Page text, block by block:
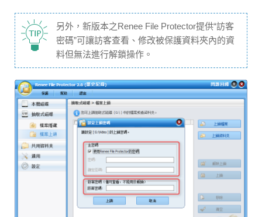
另外，新版本之Renee File Protector提供“訪客
密碼”可讓訪客查看、修改被保護資料夾內的資
料但無法進行解鎖操作。